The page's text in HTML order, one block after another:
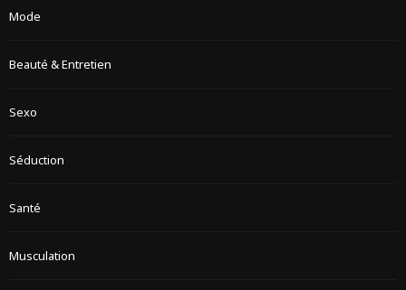
Mode
Beauté & Entretien
Sexo
Séduction
Santé
Musculation